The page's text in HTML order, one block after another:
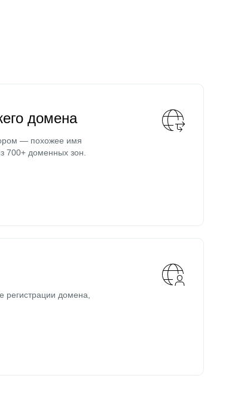
домена
— похожее имя
700+ доменных зон.
регистрации домена,